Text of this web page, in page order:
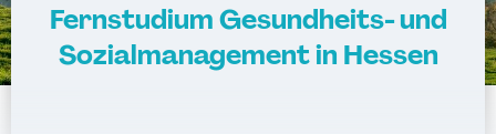
Fernstudium Gesundheits- und
Sozialmanagement in Hessen